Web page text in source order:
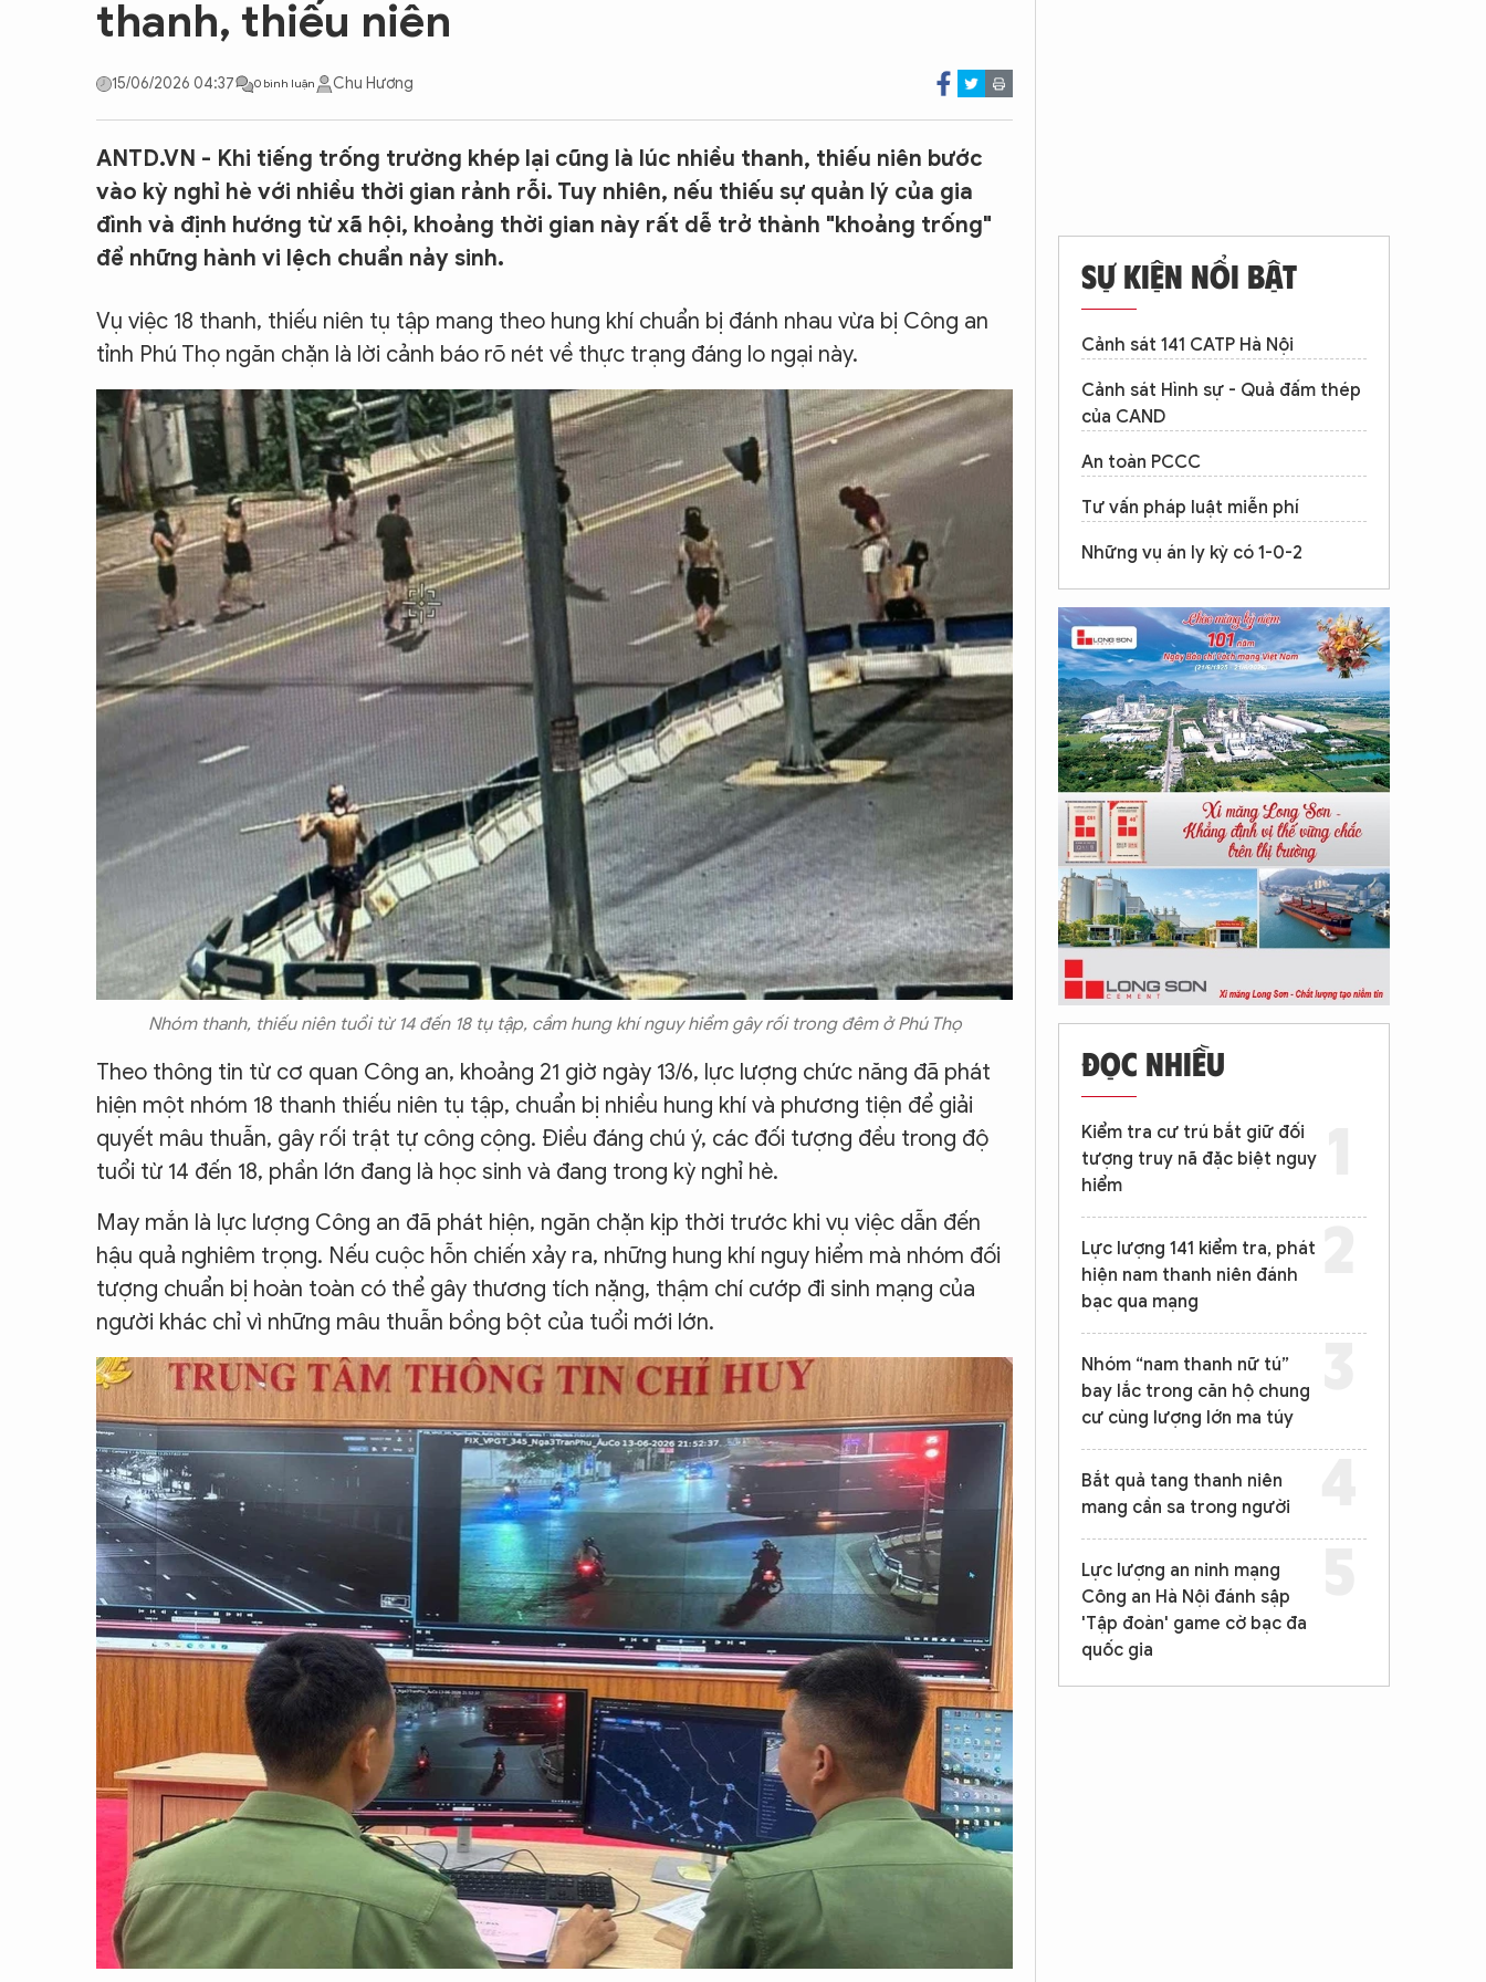
CON ĐƯỜNG KHỞI NGHIỆP
thanh, thiếu niên
15/06/2026 04:37 0 bình luận Chu Hương
ANTD.VN - Khi tiếng trống trường khép lại cũng là lúc nhiều thanh, thiếu niên bước
vào kỳ nghỉ hè với nhiều thời gian rảnh rỗi. Tuy nhiên, nếu thiếu sự quản lý của gia
đình và định hướng từ xã hội, khoảng thời gian này rất dễ trở thành "khoảng trống"
để những hành vi lệch chuẩn nảy sinh.
Vụ việc 18 thanh, thiếu niên tụ tập mang theo hung khí chuẩn bị đánh nhau vừa bị Công an
tỉnh Phú Thọ ngăn chặn là lời cảnh báo rõ nét về thực trạng đáng lo ngại này.
Nhóm thanh, thiếu niên tuổi từ 14 đến 18 tụ tập, cầm hung khí nguy hiểm gây rối trong đêm ở Phú Thọ
Theo thông tin từ cơ quan Công an, khoảng 21 giờ ngày 13/6, lực lượng chức năng đã phát
hiện một nhóm 18 thanh thiếu niên tụ tập, chuẩn bị nhiều hung khí và phương tiện để giải
quyết mâu thuẫn, gây rối trật tự công cộng. Điều đáng chú ý, các đối tượng đều trong độ
tuổi từ 14 đến 18, phần lớn đang là học sinh và đang trong kỳ nghỉ hè.
May mắn là lực lượng Công an đã phát hiện, ngăn chặn kịp thời trước khi vụ việc dẫn đến
hậu quả nghiêm trọng. Nếu cuộc hỗn chiến xảy ra, những hung khí nguy hiểm mà nhóm đối
tượng chuẩn bị hoàn toàn có thể gây thương tích nặng, thậm chí cướp đi sinh mạng của
người khác chỉ vì những mâu thuẫn bồng bột của tuổi mới lớn.
SỰ KIỆN NỔI BẬT
Cảnh sát 141 CATP Hà Nội
Cảnh sát Hình sự - Quả đấm thép
của CAND
An toàn PCCC
Tư vấn pháp luật miễn phí
Những vụ án ly kỳ có 1-0-2
ĐỌC NHIỀU
Kiểm tra cư trú bắt giữ đối
tượng truy nã đặc biệt nguy
hiểm
Lực lượng 141 kiểm tra, phát
hiện nam thanh niên đánh
bạc qua mạng
Nhóm “nam thanh nữ tú”
bay lắc trong căn hộ chung
cư cùng lượng lớn ma túy
Bắt quả tang thanh niên
mang cần sa trong người
Lực lượng an ninh mạng
Công an Hà Nội đánh sập
'Tập đoàn' game cờ bạc đa
quốc gia